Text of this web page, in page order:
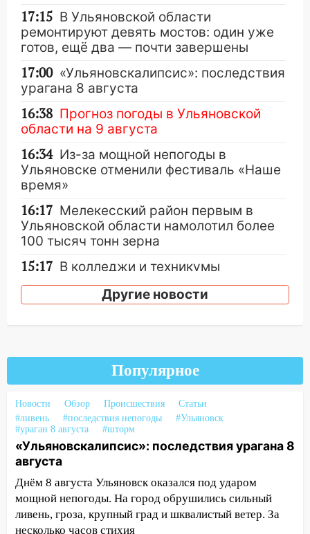
17:15 В Ульяновской области
ремонтируют девять мостов: один уже
готов, ещё два — почти завершены
17:00 «Ульяновскалипсис»: последствия
урагана 8 августа
16:38 Прогноз погоды в Ульяновской
области на 9 августа
16:34 Из-за мощной непогоды в
Ульяновске отменили фестиваль «Наше
время»
16:17 Мелекесский район первым в
Ульяновской области намолотил более
100 тысяч тонн зерна
15:17 В колледжи и техникумы
Ульяновской области подали более 10
тысяч заявлений
затопленные улицы
Ураган вырвал остановку на улице
14:26
Жители Ульяновска сами
пытаются расчистить ливнёвки, не
дождавшись коммунальщиков
14:16
Шторм продолжает ломать город:
на улице Любови Шевцовой рухнул
светофор
Другие новости
Популярное
Новости Обзор Происшествия
Статьи
#ливень
#последствия непогоды
#Ульяновск
#ураган 8 августа
#шторм
«Ульяновскалипсис»: последствия урагана 8
августа
Днём 8 августа Ульяновск оказался под ударом
мощной непогоды. На город обрушились сильный
ливень, гроза, крупный град и шквалистый ветер. За
несколько часов стихия